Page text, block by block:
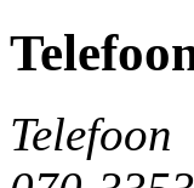
Telefoon